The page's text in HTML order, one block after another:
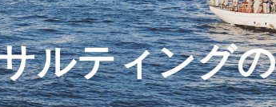
ルティング